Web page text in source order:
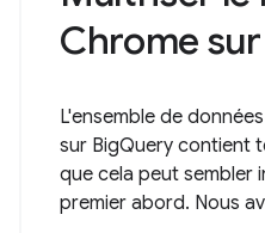
Chrome
L'ensemble de
sur BigQuery contient
que cela peut sembler
premier abord. Nous